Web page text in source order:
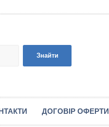
Знайти
ДОГОВІР ОФЕРТИ